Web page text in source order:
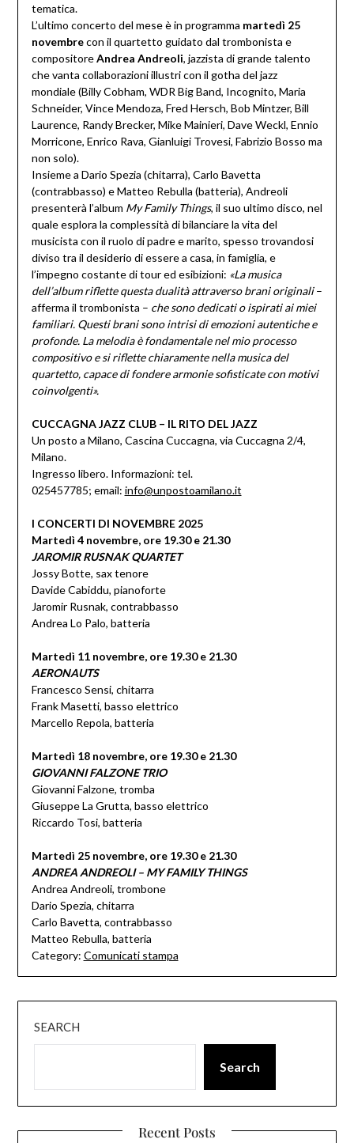
tematica.
L’ultimo concerto del mese è in programma martedì 25
novembrecon il quartetto guidato dal trombonista e
compositoreAndrea Andreoli, jazzista di grande talento
che vanta collaborazioni illustri con il gotha del jazz
mondiale (Billy Cobham, WDR Big Band, Incognito, Maria
Schneider, Vince Mendoza, Fred Hersch, Bob Mintzer, Bill
Laurence, Randy Brecker, Mike Mainieri, Dave Weckl, Ennio
Morricone, Enrico Rava, Gianluigi Trovesi, Fabrizio Bosso ma
non solo).
Insieme a Dario Spezia (chitarra), Carlo Bavetta
(contrabbasso) e Matteo Rebulla (batteria), Andreoli
presenterà l’album My Family Things, il suo ultimo disco, nel
quale esplora la complessità di bilanciare la vita del
musicista con il ruolo di padre e marito, spesso trovandosi
diviso tra il desiderio di essere a casa, in famiglia, e
l’impegno costante di tour ed esibizioni: «La musica
dell’album riflette questa dualità attraverso brani originali–
afferma il trombonista – che sono dedicati o ispirati ai miei
familiari. Questi brani sono intrisi di emozioni autentiche e
profonde. La melodia è fondamentale nel mio processo
compositivo e si riflette chiaramente nella musica del
quartetto, capace di fondere armonie sofisticate con motivi
coinvolgenti».
CUCCAGNA JAZZ CLUB – IL RITO DEL JAZZ
Un posto a Milano, Cascina Cuccagna, via Cuccagna 2/4,
Milano.
Ingresso libero. Informazioni: tel.
025457785; email: info@unpostoamilano.it
I CONCERTI DI NOVEMBRE 2025
Martedì 4 novembre, ore 19.30 e 21.30
JAROMIR RUSNAK QUARTET
Jossy Botte, sax tenore
Davide Cabiddu, pianoforte
Jaromir Rusnak, contrabbasso
Andrea Lo Palo, batteria
Martedì 11 novembre, ore 19.30 e 21.30
AERONAUTS
Francesco Sensi, chitarra
Frank Masetti, basso elettrico
Marcello Repola, batteria
Martedì 18 novembre, ore 19.30 e 21.30
GIOVANNI FALZONE TRIO
Giovanni Falzone, tromba
Giuseppe La Grutta, basso elettrico
Riccardo Tosi, batteria
Martedì 25 novembre, ore 19.30 e 21.30
ANDREA ANDREOLI – MY FAMILY THINGS
Andrea Andreoli, trombone
Dario Spezia, chitarra
Carlo Bavetta, contrabbasso
Matteo Rebulla, batteria
Category: Comunicati stampa
SEARCH
Search
Recent Posts